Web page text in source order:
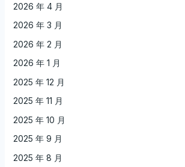
2026 年 4 月
2026 年 3 月
2026 年 2 月
2026 年 1 月
2025 年 12 月
2025 年 11 月
2025 年 10 月
2025 年 9 月
2025 年 8 月